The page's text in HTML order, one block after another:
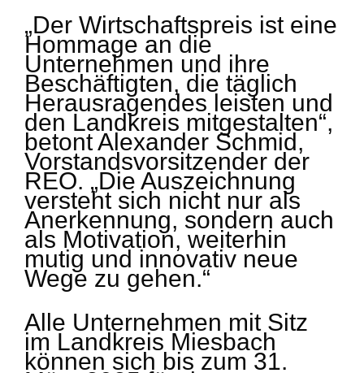
„Der Wirtschaftspreis ist eine
Hommage an die
Unternehmen und ihre
Beschäftigten, die täglich
Herausragendes leisten und
den Landkreis mitgestalten“,
betont Alexander Schmid,
Vorstandsvorsitzender der
REO. „Die Auszeichnung
versteht sich nicht nur als
Anerkennung, sondern auch
als Motivation, weiterhin
mutig und innovativ neue
Wege zu gehen.“
Alle Unternehmen mit Sitz
im Landkreis Miesbach
können sich bis zum 31.